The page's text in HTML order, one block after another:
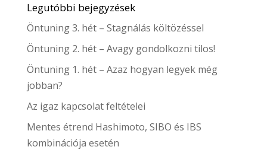
Legutóbbi bejegyzések
Öntuning 3. hét – Stagnálás költözéssel
Öntuning 2. hét – Avagy gondolkozni tilos!
Öntuning 1. hét – Azaz hogyan legyek még
jobban?
Az igaz kapcsolat feltételei
Mentes étrend Hashimoto, SIBO és IBS
kombinációja esetén